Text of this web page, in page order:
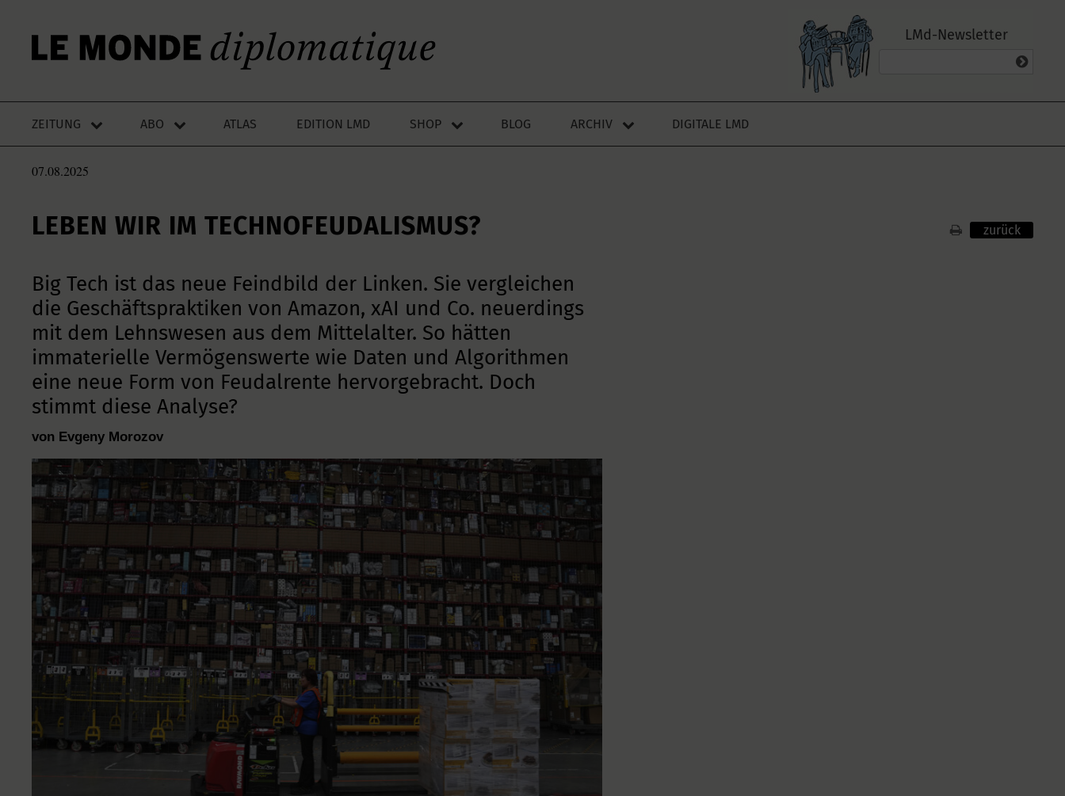
LMd-Newsletter
ZEITUNG ABO ATLAS EDITION LMD SHOP BLOG ARCHIV DIGITALE LMD
07.08.2025
LEBEN WIR IM TECHNOFEUDALISMUS? zurück
Big Tech ist das neue Feindbild der Linken. Sie vergleichen
die Geschäftspraktiken von Amazon, xAI und Co. neuerdings
mit dem Lehnswesen aus dem Mittelalter. So hätten
immaterielle Vermögenswerte wie Daten und Algorithmen
eine neue Form von Feudalrente hervorgebracht. Doch
stimmt diese Analyse?
von Evgeny Morozov